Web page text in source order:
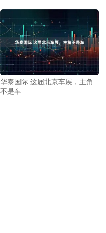
华泰国际 这届北京车展，主角
不是车